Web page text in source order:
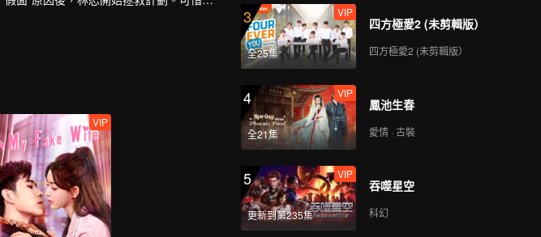
彼此陪伴著在藍天上完成飛行任務、相
相見，程橙主動出擊，而林恕也在歷經
VIP
3
全25集
VIP
四方極愛2 (未剪輯版）
四方極愛2 (未剪輯版）
4
全21集
VIP
鳳池生春
愛情 · 古裝
5
更新到第235集
VIP
吞噬星空
科幻